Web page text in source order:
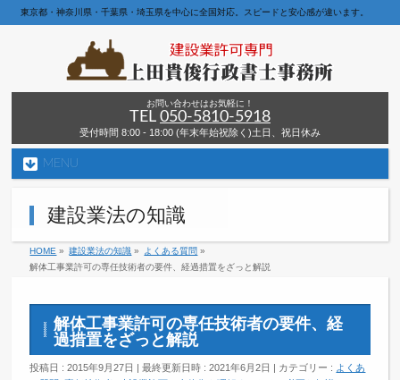
東京都・神奈川県・千葉県・埼玉県を中心に全国対応。スピードと安心感が違います。
お問い合わせはお気軽に！
TEL 050-5810-5918
受付時間 8:00 - 18:00 (年末年始祝除く)土日、祝日休み
MENU
建設業法の知識
HOME » 建設業法の知識 » よくある質問 »
解体工事業許可の専任技術者の要件、経過措置をざっと解説
解体工事業許可の専任技術者の要件、経
過措置をざっと解説
投稿日 : 2015年9月27日 最終更新日時 : 2021年6月2日 カテゴリー : よくあ